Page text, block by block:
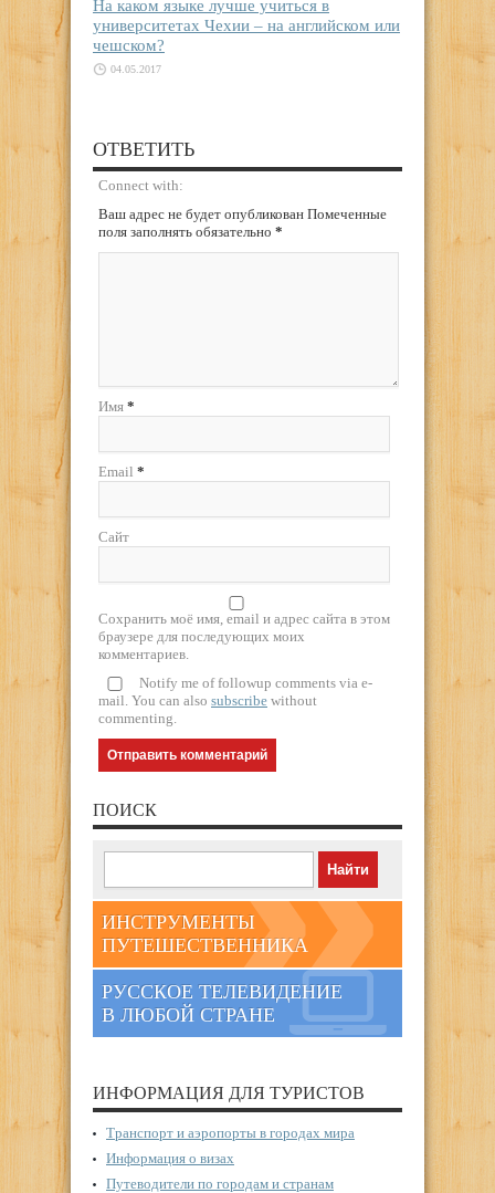
На каком языке лучше учиться в
университетах Чехии – на английском или
чешском?
04.05.2017
ОТВЕТИТЬ
Connect with:
Ваш адрес не будет опубликован Помеченные
поля заполнять обязательно *
Имя *
Email *
Сайт
Сохранить моё имя, email и адрес сайта в этом
браузере для последующих моих
комментариев.
Notify me of followup comments via e-
mail. You can also subscribe without
commenting.
ПОИСК
ИНСТРУМЕНТЫ
ПУТЕШЕСТВЕННИКА
РУССКОЕ ТЕЛЕВИДЕНИЕ
В ЛЮБОЙ СТРАНЕ
ИНФОРМАЦИЯ ДЛЯ ТУРИСТОВ
Транспорт и аэропорты в городах мира
Информация о визах
Путеводители по городам и странам